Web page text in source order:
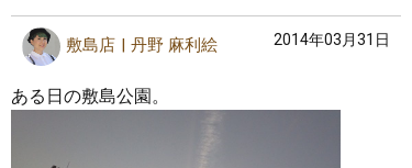
敷島店 丹野 麻利絵 2014年03月31日
ある日の敷島公園。